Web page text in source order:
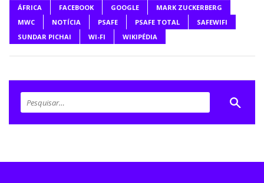
ÁFRICA FACEBOOK GOOGLE
MARK ZUCKERBERG
MWC
NOTÍCIA PSAFE PSAFE TOTAL
SAFEWIFI
SUNDAR PICHAI
WI-FI WIKIPÉDIA